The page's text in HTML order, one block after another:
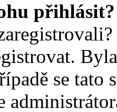
přihlásit?
se tato